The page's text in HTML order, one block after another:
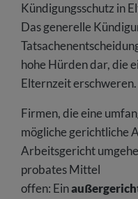
Kündigungsschutz in
Das generelle
hohe Hürden dar, die
Elternzeit erschweren.
Firmen, die eine
mögliche gerichtliche
Arbeitsgericht
probates Mittel
offen: Ein